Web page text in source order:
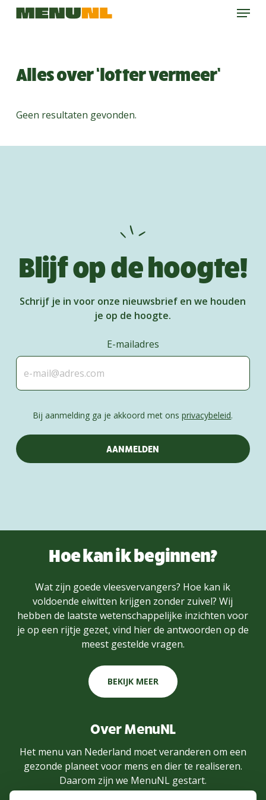
Skip
Menu
Alles over ‘lotter vermeer’
Geen resultaten gevonden.
Blijf op de hoogte!
Schrijf je in voor onze nieuwsbrief en we houden
je op de hoogte.
E-mailadres
Bij aanmelding ga je akkoord met onsprivacybeleid.
Hoe kan ik beginnen?
Wat zijn goede vleesvervangers? Hoe kan ik
voldoende eiwitten krijgen zonder zuivel? Wij
hebben de laatste wetenschappelijke inzichten voor
je op een rijtje gezet, vind hier de antwoorden op de
meest gestelde vragen.
BEKIJK MEER
Over MenuNL
Het menu van Nederland moet veranderen om een
gezonde planeet voor mens en dier te realiseren.
Daarom zijn we MenuNL gestart.